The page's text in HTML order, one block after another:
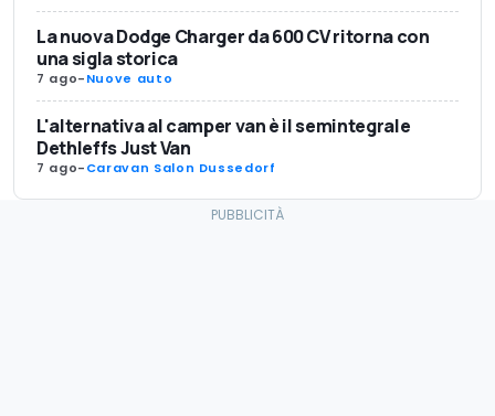
La nuova Dodge Charger da 600 CV ritorna con
una sigla storica
7 ago-Nuove auto
L'alternativa al camper van è il semintegrale
Dethleffs Just Van
7 ago-Caravan Salon Dussedorf